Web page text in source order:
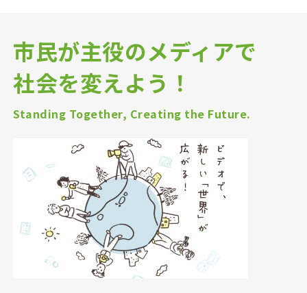
市民が主役のメディアで
社会を変えよう！
Standing Together, Creating the Future.